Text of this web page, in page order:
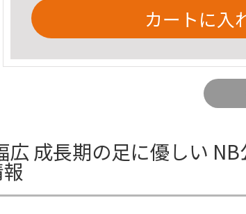
カートに入
成長期の足に優しい